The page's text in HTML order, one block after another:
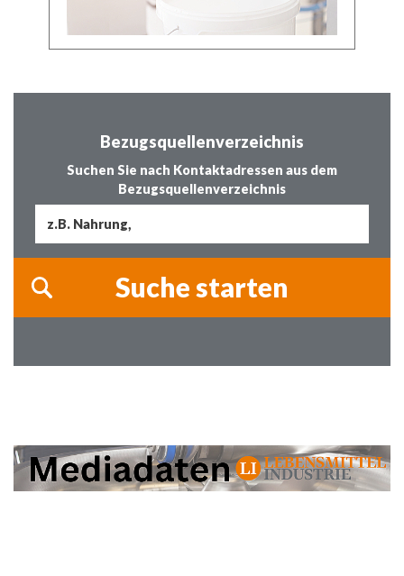
Bezugsquellenverzeichnis
Suchen Sie nach Kontaktadressen aus dem
Bezugsquellenverzeichnis